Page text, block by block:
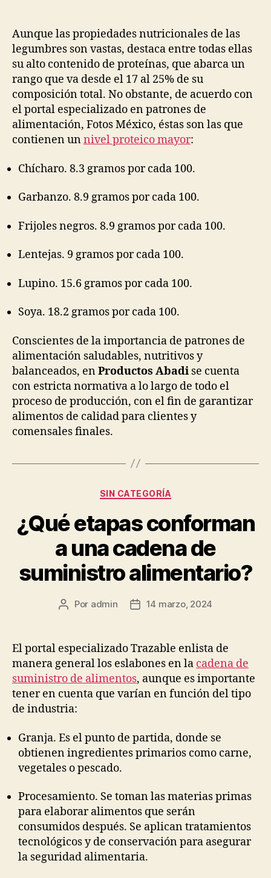
publicación
publicación
Aunque las propiedades nutricionales de las
legumbres son vastas, destaca entre todas ellas
su alto contenido de proteínas, que abarca un
rango que va desde el 17 al 25% de su
composición total. No obstante, de acuerdo con
el portal especializado en patrones de
alimentación, Fotos México, éstas son las que
contienen unnivel proteico mayor:
Chícharo. 8.3 gramos por cada 100.
Garbanzo. 8.9 gramos por cada 100.
Frijoles negros. 8.9 gramos por cada 100.
Lentejas. 9 gramos por cada 100.
Lupino. 15.6 gramos por cada 100.
Soya. 18.2 gramos por cada 100.
Conscientes de la importancia de patrones de
alimentación saludables, nutritivos y
balanceados, enProductos Abadi se cuenta
con estricta normativa a lo largo de todo el
proceso de producción, con el fin de garantizar
alimentos de calidad para clientes y
comensales finales.
Categorías
SIN CATEGORÍA
¿Qué etapas conforman
a una cadena de
suministro alimentario?
Autor
publicación
Por admin
Fecha
publicación
14 marzo, 2024
El portal especializado Trazable enlista de
manera general los eslabones en la cadena de
suministro de alimentos, aunque es importante
tener en cuenta que varían en función del tipo
de industria:
Granja. Es el punto de partida, donde se
obtienen ingredientes primarios como carne,
vegetales o pescado.
Procesamiento. Se toman las materias primas
para elaborar alimentos que serán
consumidos después. Se aplican tratamientos
tecnológicos y de conservación para asegurar
la seguridad alimentaria.